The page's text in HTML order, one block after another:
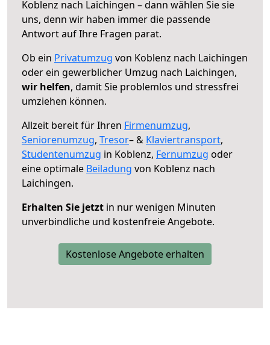
Koblenz nach Laichingen – dann wählen Sie sie
uns, denn wir haben immer die passende
Antwort auf Ihre Fragen parat.
Ob ein Privatumzug von Koblenz nach Laichingen
oder ein gewerblicher Umzug nach Laichingen,
wir helfen, damit Sie problemlos und stressfrei
umziehen können.
Allzeit bereit für Ihren Firmenumzug,
Seniorenumzug, Tresor– & Klaviertransport,
Studentenumzug in Koblenz, Fernumzug oder
eine optimale Beiladung von Koblenz nach
Laichingen.
Erhalten Sie jetzt in nur wenigen Minuten
unverbindliche und kostenfreie Angebote.
Kostenlose Angebote erhalten